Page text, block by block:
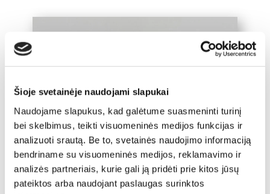
Šioje svetainėje naudojami slapukai
Naudojame slapukus, kad galėtume suasmeninti turinį
bei skelbimus, teikti visuomeninės medijos funkcijas ir
analizuoti srautą. Be to, svetainės naudojimo informaciją
bendriname su visuomeninės medijos, reklamavimo ir
analizės partneriais, kurie gali ją pridėti prie kitos jūsų
pateiktos arba naudojant paslaugas surinktos